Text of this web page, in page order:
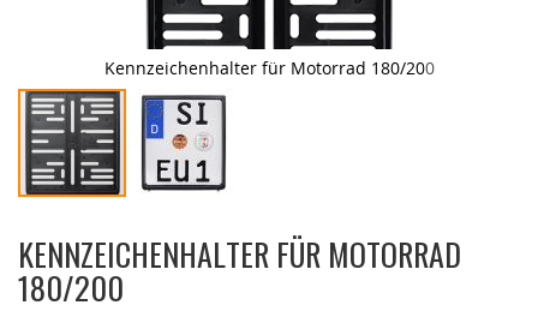
Kennzeichenhalter für Motorrad 180/200
Anfang
der
KENNZEICHENHALTER FÜR MOTORRAD
180/200